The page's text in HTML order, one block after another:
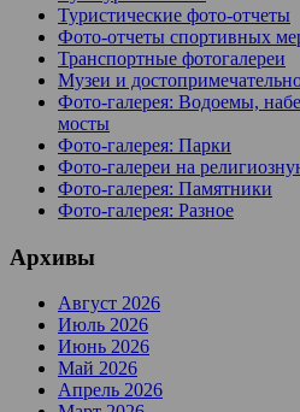
Туристические фото-отчеты
Фото-отчеты спортивных
Транспортные фотогалереи
Музеи и
Фото-галерея: Водоемы,
мосты
Фото-галерея: Парки
Фото-галереи на
Фото-галерея: Памятники
Фото-галерея: Разное
Архивы
Август 2026
Июль 2026
Июнь 2026
Май 2026
Апрель 2026